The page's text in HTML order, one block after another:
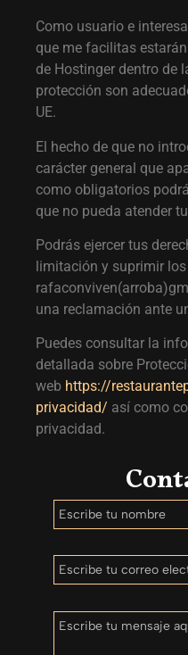
Como usuario e
que me facilitas
de Hostinger dentro de
protección son
UE.
El hecho de que no
carácter general que
como obligatorios
que no pueda atender
Podrás ejercer tus
limitación y suprimir
una reclamación ante
Puedes consultar la
detallada sobre
web https://
privacidad/ así como
privacidad.